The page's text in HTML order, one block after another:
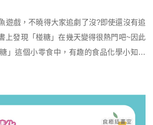
遊戲，不曉得大家追劇了沒?即使還沒有追
上發現「椪糖」在幾天變得很熱門吧~因此
」這個小零食中，有趣的食品化學小知識
然膨脹，而韓式椪糖則會倒出來壓扁、印
驟 1.在勺子內盛裝砂糖，並加一點水 […]